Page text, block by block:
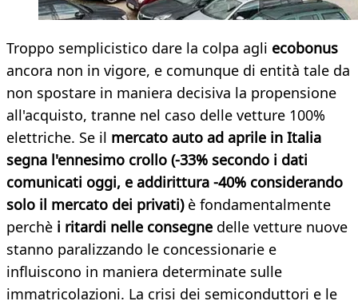
Troppo semplicistico dare la colpa agli ecobonus
ancora non in vigore, e comunque di entità tale da
non spostare in maniera decisiva la propensione
all'acquisto, tranne nel caso delle vetture 100%
elettriche. Se il mercato auto ad aprile in Italia
segna l'ennesimo crollo (-33% secondo i dati
comunicati oggi, e addirittura -40% considerando
solo il mercato dei privati) è fondamentalmente
perchè i ritardi nelle consegne delle vetture nuove
stanno paralizzando le concessionarie e
influiscono in maniera determinate sulle
immatricolazioni. La crisi dei semiconduttori e le